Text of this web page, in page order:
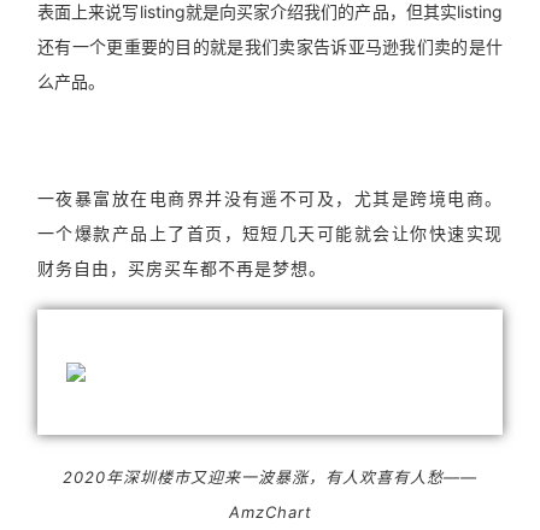
表面上来说写listing就是向买家介绍我们的产品，但其实listing
还有一个更重要的目的就是我们卖家告诉亚马逊我们卖的是什
么产品。
一夜暴富放在电商界并没有遥不可及，尤其是跨境电商。
一个爆款产品上了首页，短短几天可能就会让你快速实现
财务自由，买房买车都不再是梦想。
2020年深圳楼市又迎来一波暴涨，有人欢喜有人愁——
AmzChart